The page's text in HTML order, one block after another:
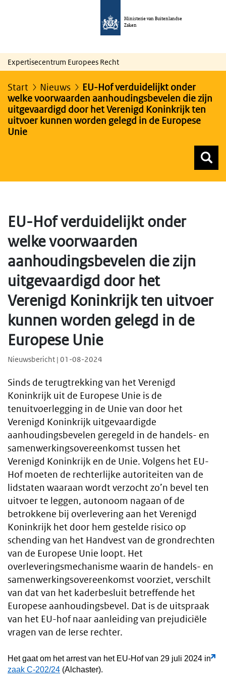
Ministerie van Buitenlandse
Zaken
Expertisecentrum Europees Recht
Start Nieuws
EU-Hof verduidelijkt onder
welke voorwaarden aanhoudingsbevelen die zijn
uitgevaardigd door het Verenigd Koninkrijk ten
uitvoer kunnen worden gelegd in de Europese
Unie
EU-Hof verduidelijkt onder
welke voorwaarden
aanhoudingsbevelen die zijn
uitgevaardigd door het
Verenigd Koninkrijk ten uitvoer
kunnen worden gelegd in de
Europese Unie
Nieuwsbericht | 01-08-2024
Sinds de terugtrekking van het Verenigd
Koninkrijk uit de Europese Unie is de
tenuitvoerlegging in de Unie van door het
Verenigd Koninkrijk uitgevaardigde
aanhoudingsbevelen geregeld in de handels- en
samenwerkingsovereenkomst tussen het
Verenigd Koninkrijk en de Unie. Volgens het EU-
Hof moeten de rechterlijke autoriteiten van de
lidstaten waaraan wordt verzocht zo’n bevel ten
uitvoer te leggen, autonoom nagaan of de
betrokkene bij overlevering aan het Verenigd
Koninkrijk het door hem gestelde risico op
schending van het Handvest van de grondrechten
van de Europese Unie loopt. Het
overleveringsmechanisme waarin de handels- en
samenwerkingsovereenkomst voorziet, verschilt
van dat van het kaderbesluit betreffende het
Europese aanhoudingsbevel. Dat is de uitspraak
van het EU-hof naar aanleiding van prejudiciële
vragen van de Ierse rechter.
Het gaat om het arrest van het EU-Hof van 29 juli 2024 in
zaak C-202/24 (Alchaster).